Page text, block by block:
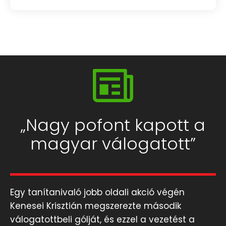
„Nagy pofont kapott a
magyar válogatott”
Egy tanítanivaló jobb oldali akció végén
Kenesei Krisztián megszerezte második
válogatottbeli gólját, és ezzel a vezetést a